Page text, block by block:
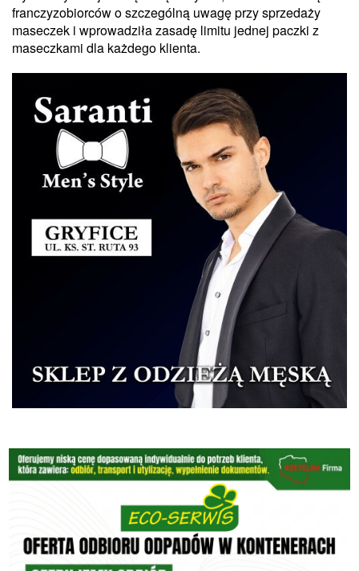
franczyzobiorców o szczególną uwagę przy sprzedaży
maseczek i wprowadziła zasadę limitu jednej paczki z
maseczkami dla każdego klienta.